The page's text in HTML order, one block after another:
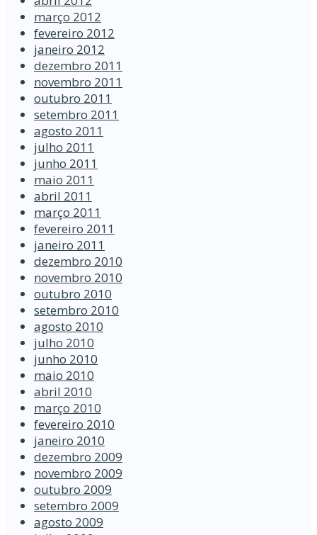
março 2012
fevereiro 2012
janeiro 2012
dezembro 2011
novembro 2011
outubro 2011
setembro 2011
agosto 2011
julho 2011
junho 2011
maio 2011
abril 2011
março 2011
fevereiro 2011
janeiro 2011
dezembro 2010
novembro 2010
outubro 2010
setembro 2010
agosto 2010
julho 2010
junho 2010
maio 2010
abril 2010
março 2010
fevereiro 2010
janeiro 2010
dezembro 2009
novembro 2009
outubro 2009
setembro 2009
agosto 2009